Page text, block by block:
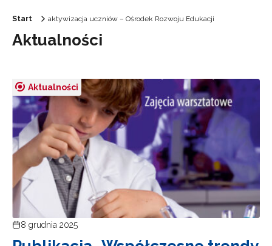
Start aktywizacja uczniów – Ośrodek Rozwoju Edukacji
Aktualności
Aktualności
8 grudnia 2025